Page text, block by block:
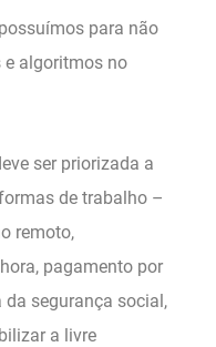
para não
e algoritmos no
ser priorizada a
de trabalho –
remoto,
pagamento por
segurança social,
a livre